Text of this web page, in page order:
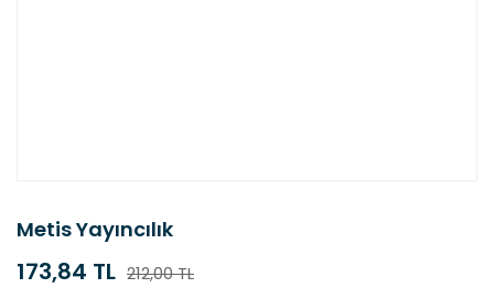
Metis Yayıncılık
173,84 TL 212,00 TL